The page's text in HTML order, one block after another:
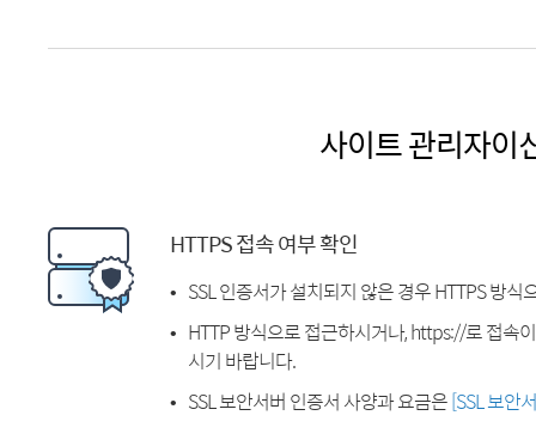
사이트 관리자이
HTTPS 접속 여부 확인
SSL 인증서가 설치되지 않은 경우 HTTPS 방식
HTTP 방식으로 접근하시거나, https://로 접속
시기 바랍니다.
SSL 보안서버 인증서 사양과 요금은[SSL 보안